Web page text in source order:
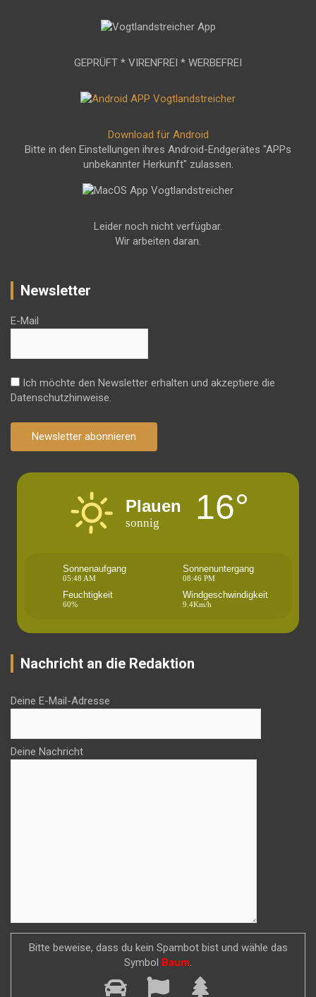
GEPRÜFT * VIRENFREI * WERBEFREI
Download für Android
Bitte in den Einstellungen ihres Android-Endgerätes "APPs
unbekannter Herkunft" zulassen.
Leider noch nicht verfügbar.
Wir arbeiten daran.
Newsletter
E-Mail
Ich möchte den Newsletter erhalten und akzeptiere die
Datenschutzhinweise.
Newsletter abonnieren
Plauen
sonnig 16°
Sonnenaufgang
05:48 AM
Sonnenuntergang
08:46 PM
Feuchtigkeit
60%
Windgeschwindigkeit
9.4Km/h
Nachricht an die Redaktion
Deine E-Mail-Adresse
Deine Nachricht
Bitte beweise, dass du kein Spambot bist und wähle das
Symbol
Baum.